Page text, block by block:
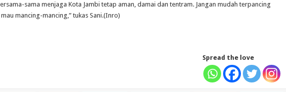
sama menjaga Kota Jambi tetap aman, damai dan tentram. Jangan mudah terpancing
mancing-mancing,” tukas Sani.(Inro)
Spread the love